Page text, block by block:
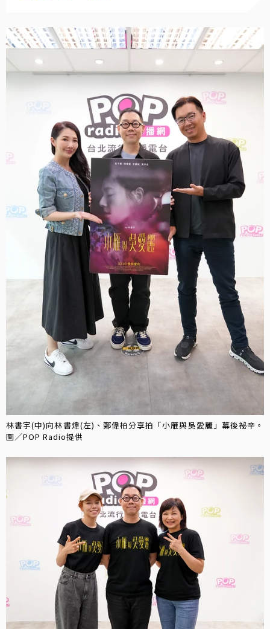
林書宇(中)向林書煒(左)、鄭偉柏分享拍「小雁與吳愛麗」幕後祕辛。
圖／POP Radio提供